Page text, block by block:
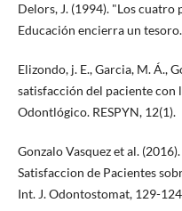
Delors, J. (1994). "Los cuatro
Educación encierra un
Elizondo, j. E., Garcia, M. Á.,
satisfacción del paciente con
Odontlógico. RESPYN, 12(1).
Gonzalo Vasquez et al.
Satisfaccion de Pacientes
Int. J. Odontostomat, 129-